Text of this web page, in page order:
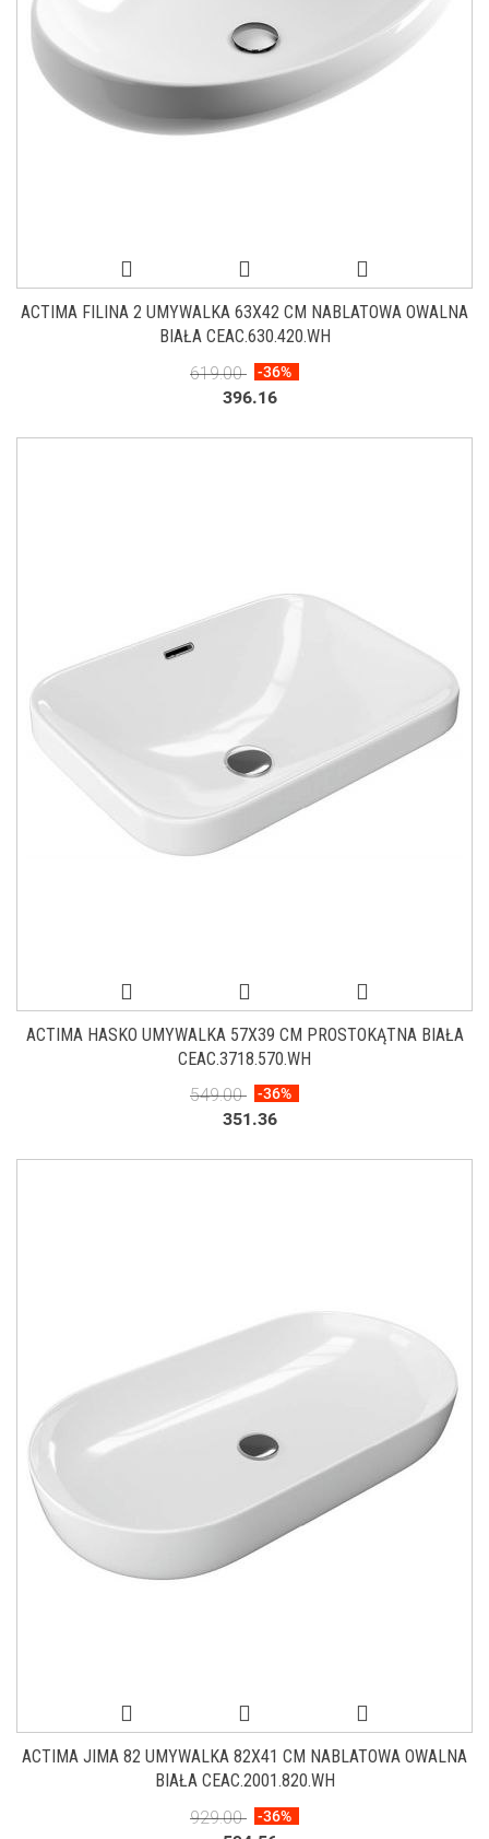
ACTIMA FILINA 2 UMYWALKA 63X42 CM NABLATOWA OWALNA
BIAŁA CEAC.630.420.WH
619.00
-36%
396.16
ACTIMA HASKO UMYWALKA 57X39 CM PROSTOKĄTNA BIAŁA
CEAC.3718.570.WH
549.00
-36%
351.36
ACTIMA JIMA 82 UMYWALKA 82X41 CM NABLATOWA OWALNA
BIAŁA CEAC.2001.820.WH
929.00
-36%